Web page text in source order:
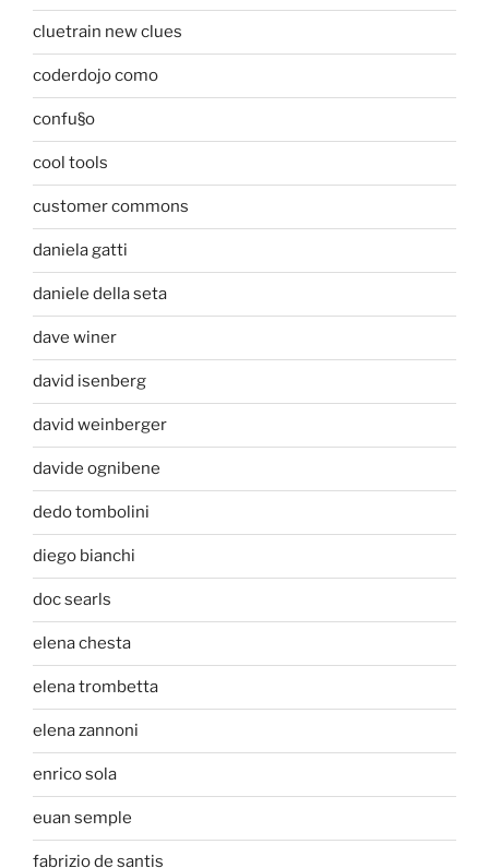
cluetrain new clues
coderdojo como
confu§o
cool tools
customer commons
daniela gatti
daniele della seta
dave winer
david isenberg
david weinberger
davide ognibene
dedo tombolini
diego bianchi
doc searls
elena chesta
elena trombetta
elena zannoni
enrico sola
euan semple
fabrizio de santis